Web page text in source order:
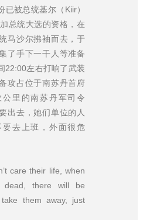
已被总统基尔（Kiir）
总统大选的资格，在
马沙尔拂袖而去，于
了手下一干人等准备
22:00左右打响了武装
攻占位于南苏丹首府
里的南苏丹军司令
出去，她们单位的人
去上班，外面很危
care their life, when
dead, there will be
them away, just